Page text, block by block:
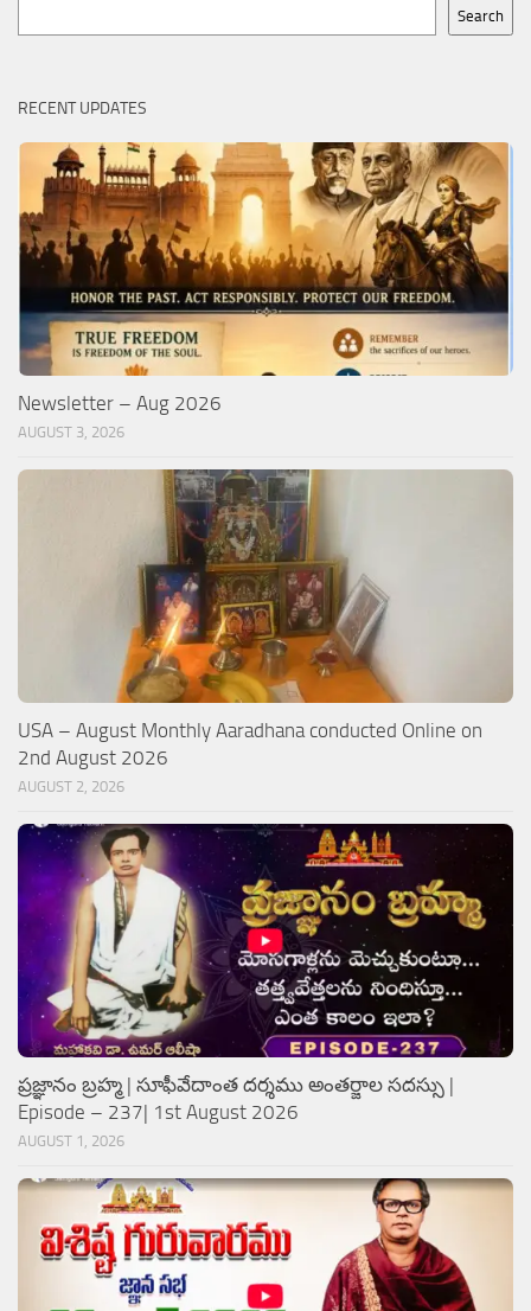
Search
RECENT UPDATES
Newsletter – Aug 2026
AUGUST 3, 2026
USA – August Monthly Aaradhana conducted Online on
2nd August 2026
AUGUST 2, 2026
ప్రజ్ఞానం బ్రహ్మ | సూఫీవేదాంత దర్శము అంతర్జాల సదస్సు |
Episode – 237| 1st August 2026
AUGUST 1, 2026